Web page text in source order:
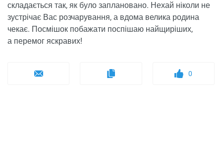
складається так, як було заплановано. Нехай ніколи не
зустрічає Вас розчарування, а вдома велика родина
чекає. Посмішок побажати поспішаю найщиріших,
а перемог яскравих!
0